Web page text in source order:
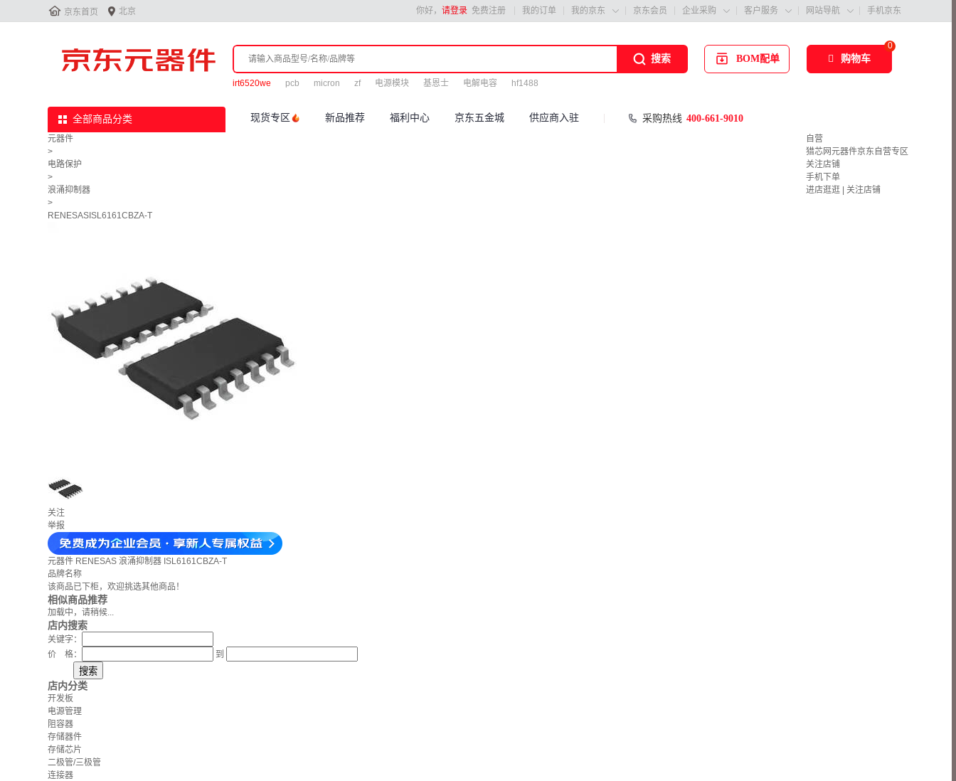
 京东首页  北京 你好， 请登录 免费注册 我的订单 我的京东  京东会员 企业采购  客户服务  网站导航  手机京东
搜索
irt6520we pcb micron zf 电源模块 基恩士 电解电容 hf1488
BOM配单
0
购物车
全部商品分类 现货专区 新品推荐 福利中心 京东五金城 供应商入驻 采购热线 400-661-9010
元器件
>
电路保护
>
浪涌抑制器
>
RENESASISL6161CBZA-T
自营
猎芯网元器件京东自营专区
关注店铺
手机下单
进店逛逛
关注店铺
关注
举报
元器件 RENESAS 浪涌抑制器 ISL6161CBZA-T
品牌名称
该商品已下柜，欢迎挑选其他商品！
相似商品推荐
加载中，请稍候...
店内搜索
关键字：
价 格：
到
店内分类
开发板
电源管理
阻容器
存储器件
存储芯片
二极管/三极管
连接器